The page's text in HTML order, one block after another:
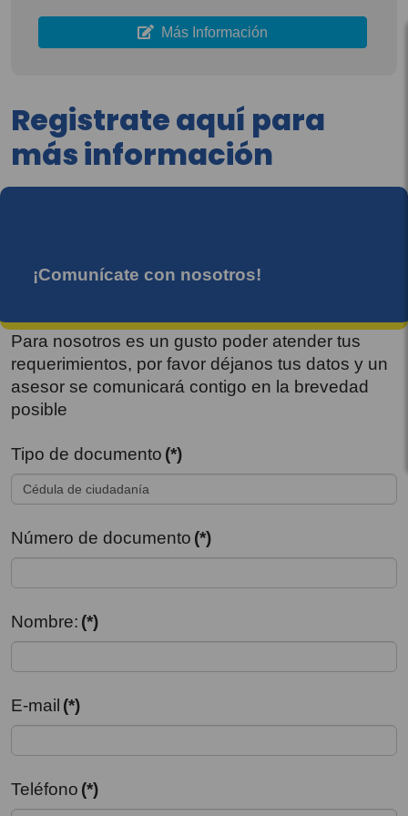
Más Información
Registrate aquí para
más información
¡Comunícate con nosotros!
Para nosotros es un gusto poder atender tus
requerimientos, por favor déjanos tus datos y un
asesor se comunicará contigo en la brevedad
posible
Tipo de documento (*)
Número de documento (*)
Nombre: (*)
E-mail (*)
Teléfono (*)